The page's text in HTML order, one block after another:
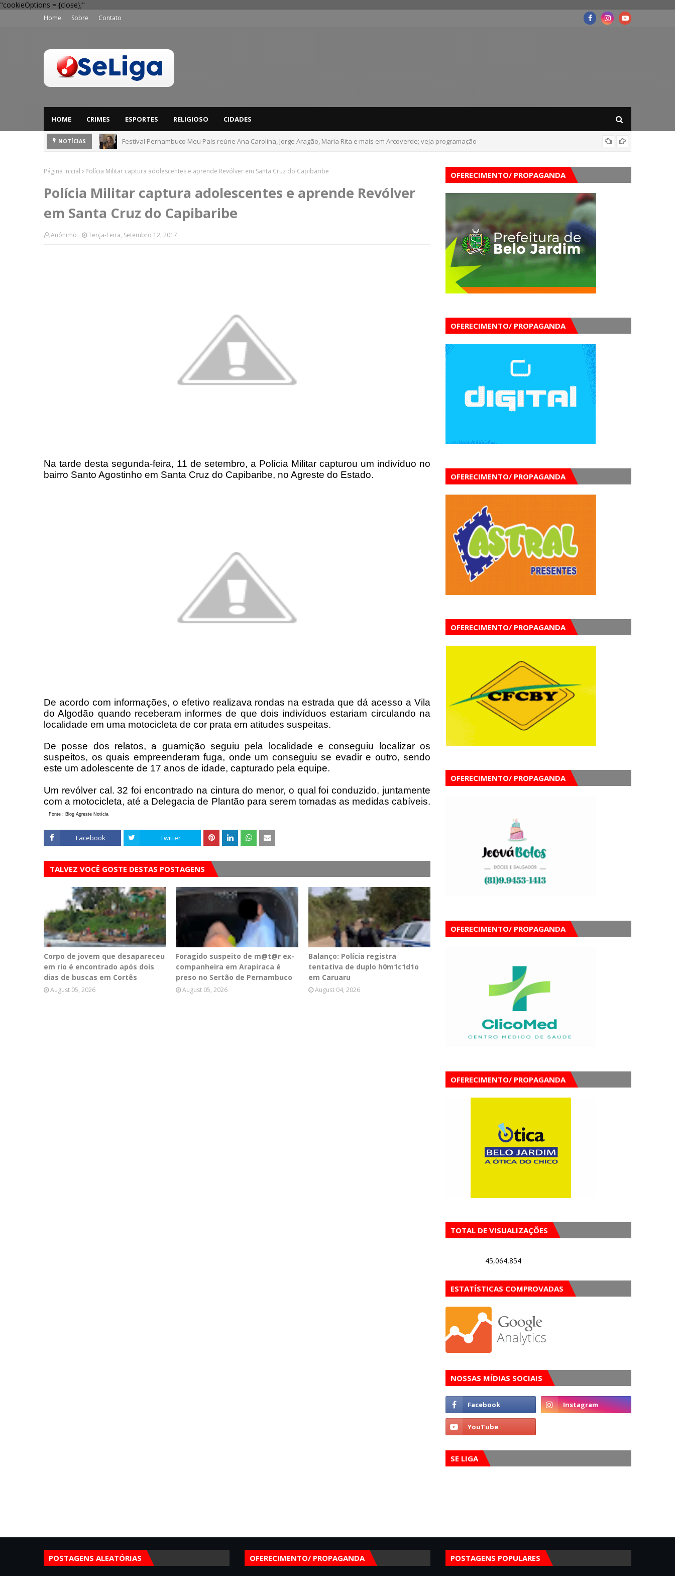
"cookieOptions = {close};"
Home Sobre Contato
HOME CRIMES ESPORTES RELIGIOSO CIDADES
NOTÍCIAS Corpo de jovem que desapareceu em rio é encontrado após dois dias de buscas em Cortês
Página inicial Polícia Militar captura adolescentes e aprende Revólver em Santa Cruz do Capibaribe
Polícia Militar captura adolescentes e aprende Revólver
em Santa Cruz do Capibaribe
Anônimo Terça-Feira, Setembro 12, 2017
Na tarde desta segunda-feira, 11 de setembro, a Polícia Militar capturou um indivíduo no
bairro Santo Agostinho em Santa Cruz do Capibaribe, no Agreste do Estado.
De acordo com informações, o efetivo realizava rondas na estrada que dá acesso a Vila
do Algodão quando receberam informes de que dois indivíduos estariam circulando na
localidade em uma motocicleta de cor prata em atitudes suspeitas.
De posse dos relatos, a guarnição seguiu pela localidade e conseguiu localizar os
suspeitos, os quais empreenderam fuga, onde um conseguiu se evadir e outro, sendo
este um adolescente de 17 anos de idade, capturado pela equipe.
Um revólver cal. 32 foi encontrado na cintura do menor, o qual foi conduzido, juntamente
com a motocicleta, até a Delegacia de Plantão para serem tomadas as medidas cabíveis.
Fonte : Blog Agreste Notícia
Facebook Twitter
TALVEZ VOCÊ GOSTE DESTAS POSTAGENS
Corpo de jovem que desapareceu
em rio é encontrado após dois
dias de buscas em Cortês
August 05, 2026
Foragido suspeito de m@t@r ex-
companheira em Arapiraca é
preso no Sertão de Pernambuco
August 05, 2026
Balanço: Polícia registra
tentativa de duplo h0m1c1d1o
em Caruaru
August 04, 2026
OFERECIMENTO/ PROPAGANDA
OFERECIMENTO/ PROPAGANDA
OFERECIMENTO/ PROPAGANDA
OFERECIMENTO/ PROPAGANDA
OFERECIMENTO/ PROPAGANDA
OFERECIMENTO/ PROPAGANDA
OFERECIMENTO/ PROPAGANDA
TOTAL DE VISUALIZAÇÕES
45,064,854
ESTATÍSTICAS COMPROVADAS
NOSSAS MÍDIAS SOCIAIS
SE LIGA
POSTAGENS ALEATÓRIAS OFERECIMENTO/ PROPAGANDA POSTAGENS POPULARES